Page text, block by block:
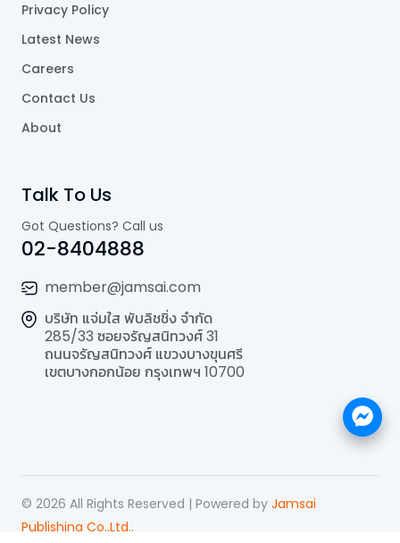
Privacy Policy
Latest News
Careers
Contact Us
About
Talk To Us
Got Questions? Call us
02-8404888
member@jamsai.com
บริษัท แจ่มใส พับลิชชิ่ง จำกัด
285/33 ซอยจรัญสนิทวงศ์ 31
ถนนจรัญสนิทวงศ์ แขวงบางขุนศรี
เขตบางกอกน้อย กรุงเทพฯ 10700
© 2026 All Rights Reserved | Powered by Jamsai
Publishing Co.,Ltd..